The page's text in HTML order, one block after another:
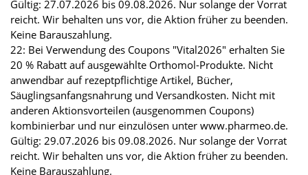
Gültig: 27.07.2026 bis 09.08.2026. Nur solange der Vorrat
reicht. Wir behalten uns vor, die Aktion früher zu beenden.
Keine Barauszahlung.
22: Bei Verwendung des Coupons "Vital2026" erhalten Sie
20 % Rabatt auf ausgewählte Orthomol-Produkte. Nicht
anwendbar auf rezeptpflichtige Artikel, Bücher,
Säuglingsanfangsnahrung und Versandkosten. Nicht mit
anderen Aktionsvorteilen (ausgenommen Coupons)
kombinierbar und nur einzulösen unter www.pharmeo.de.
Gültig: 29.07.2026 bis 09.08.2026. Nur solange der Vorrat
reicht. Wir behalten uns vor, die Aktion früher zu beenden.
Keine Barauszahlung.